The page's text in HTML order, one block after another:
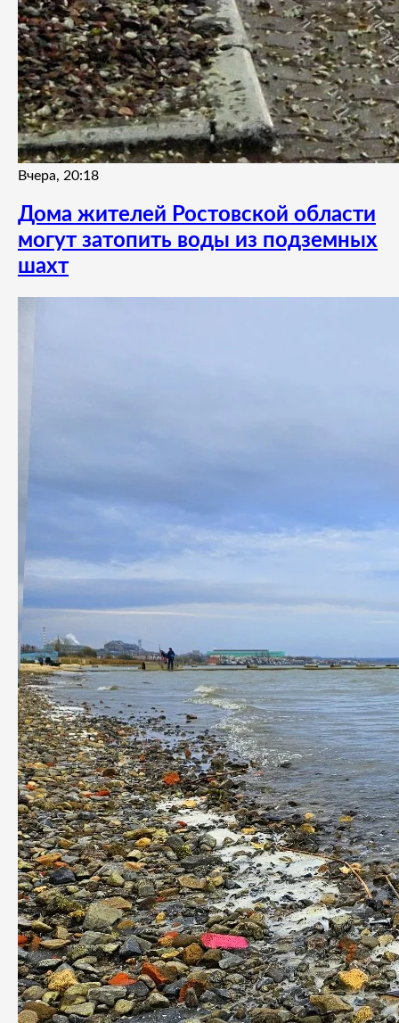
Вчера, 20:18
Дома жителей Ростовской области
могут затопить воды из подземных
шахт